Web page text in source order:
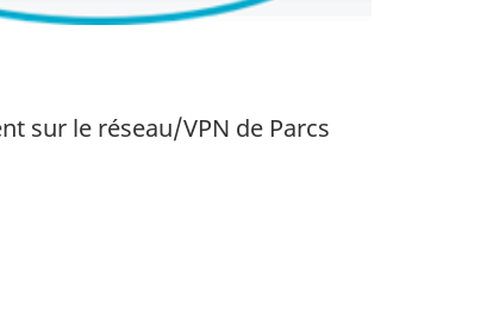
sur le réseau/VPN de Parcs